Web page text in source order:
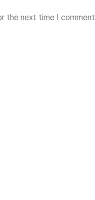
the next time I comment.